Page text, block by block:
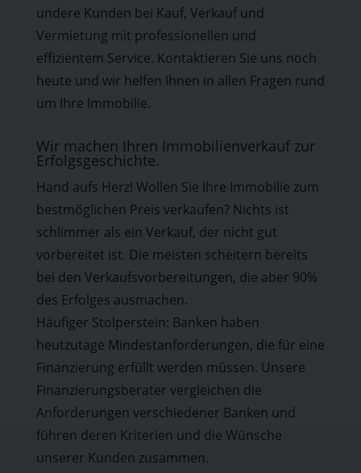
undere Kunden bei Kauf, Verkauf und
Vermietung mit professionellen und
effizientem Service. Kontaktieren Sie uns noch
heute und wir helfen Ihnen in allen Fragen rund
um Ihre Immobilie.
Wir machen Ihren Immobilienverkauf zur
Erfolgsgeschichte.
Hand aufs Herz! Wollen Sie Ihre Immobilie zum
bestmöglichen Preis verkaufen? Nichts ist
schlimmer als ein Verkauf, der nicht gut
vorbereitet ist. Die meisten scheitern bereits
bei den Verkaufsvorbereitungen, die aber 90%
des Erfolges ausmachen.
Häufiger Stolperstein: Banken haben
heutzutage Mindestanforderungen, die für eine
Finanzierung erfüllt werden müssen. Unsere
Finanzierungsberater vergleichen die
Anforderungen verschiedener Banken und
führen deren Kriterien und die Wünsche
unserer Kunden zusammen.